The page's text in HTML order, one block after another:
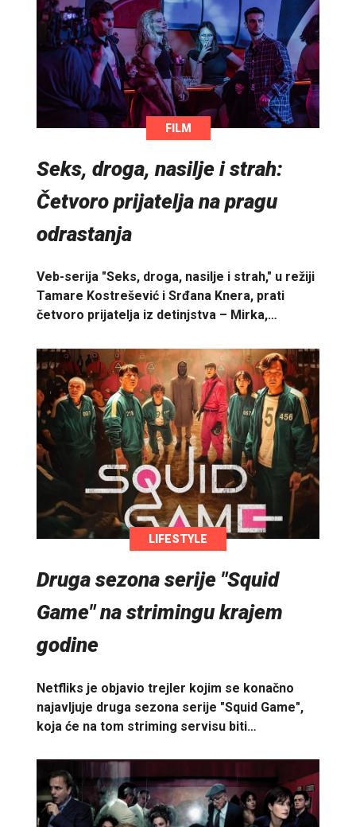
FILM
Seks, droga, nasilje i strah:
Četvoro prijatelja na pragu
odrastanja
Veb-serija "Seks, droga, nasilje i strah," u režiji
Tamare Kostrešević i Srđana Knera, prati
četvoro prijatelja iz detinjstva – Mirka,…
LIFESTYLE
Druga sezona serije "Squid
Game" na strimingu krajem
godine
Netfliks je objavio trejler kojim se konačno
najavljuje druga sezona serije "Squid Game",
koja će na tom striming servisu biti…